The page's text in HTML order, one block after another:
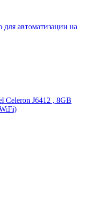
автоматизации на
Celeron J6412 , 8GB